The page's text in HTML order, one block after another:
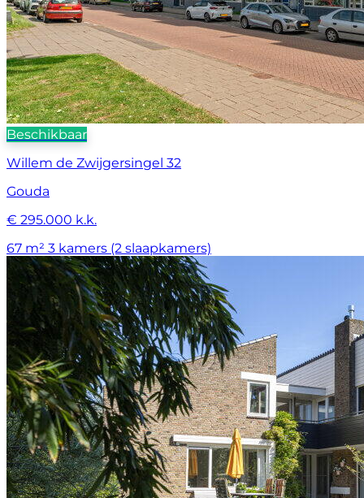
Beschikbaar
Willem de Zwijgersingel 32
Gouda
€ 295.000 k.k.
67 m² 3 kamers (2 slaapkamers)